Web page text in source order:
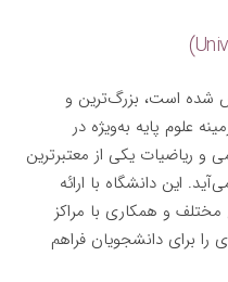
که در سال ۱۸۱۱ تأسیس شده است، بزرگ‌ترین و
علوم پایه به‌ویژه در
ریاضیات یکی از معتبرترین
این دانشگاه با ارائه
و همکاری با مراکز
را برای دانشجویان فراهم